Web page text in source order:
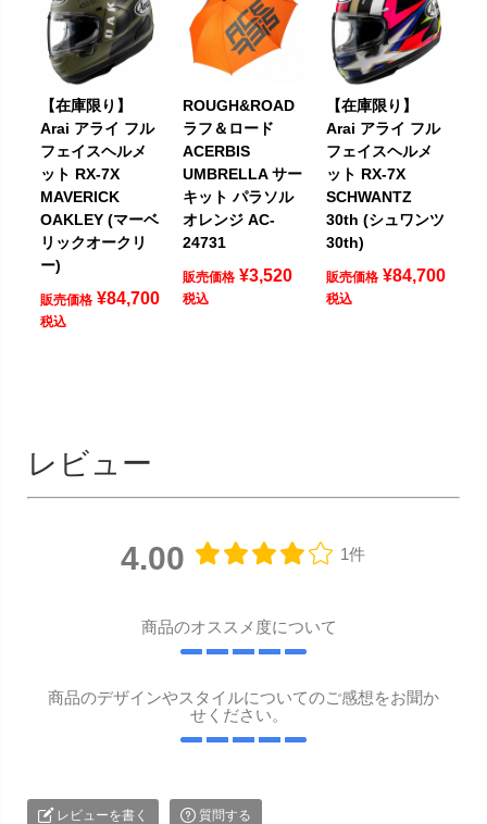
【在庫限り】
Arai アライ フル
フェイスヘルメ
ット RX-7X
MAVERICK
OAKLEY (マーベ
リックオークリ
ー)
販売価格 ¥84,700
税込
ROUGH&ROAD
ラフ＆ロード
ACERBIS
UMBRELLA サー
キット パラソル
オレンジ AC-
24731
販売価格 ¥3,520
税込
【在庫限り】
Arai アライ フル
フェイスヘルメ
ット RX-7X
SCHWANTZ
30th (シュワンツ
30th)
販売価格 ¥84,700
税込
レビュー
4.00 1件
商品のオススメ度について
商品のデザインやスタイルについてのご感想をお聞か
せください。
レビューを書く 質問する